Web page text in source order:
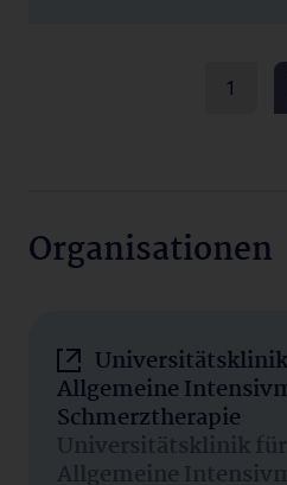
1
Organisationen
Allgemeine
Schmerztherapie
Universitätsklinik
Allgemeine